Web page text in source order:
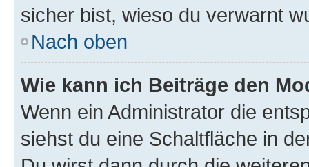
sicher bist, wieso du verwarnt
Nach oben
Wie kann ich Beiträge den
Wenn ein Administrator die
siehst du eine Schaltfläche in